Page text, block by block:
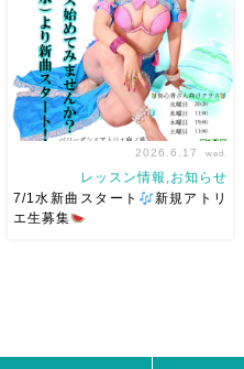
河合くんが来てくれました
踊ることでリフレッシュ
表
2026.6.17 wed.
レッスン情報,お知らせ
7/1水新曲スタート
新規アトリ
エ生募集